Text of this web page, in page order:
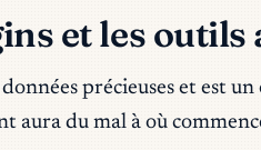
et les outils
précieuses et est
aura du mal à où